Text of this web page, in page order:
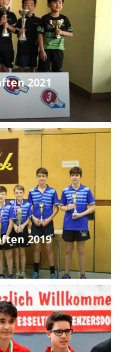
2021
2019